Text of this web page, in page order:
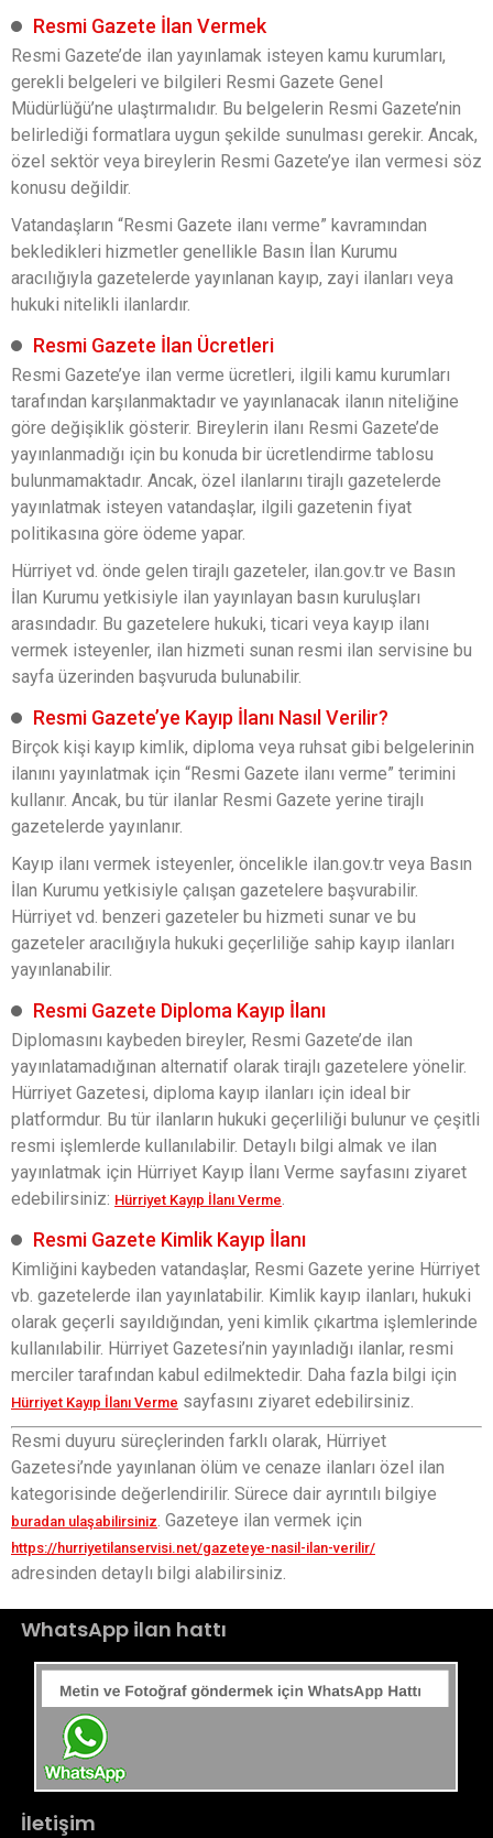
Resmi Gazete İlan Vermek
Resmi Gazete’de ilan yayınlamak isteyen kamu kurumları,
gerekli belgeleri ve bilgileri Resmi Gazete Genel
Müdürlüğü’ne ulaştırmalıdır. Bu belgelerin Resmi Gazete’nin
belirlediği formatlara uygun şekilde sunulması gerekir. Ancak,
özel sektör veya bireylerin Resmi Gazete’ye ilan vermesi söz
konusu değildir.
Vatandaşların “Resmi Gazete ilanı verme” kavramından
bekledikleri hizmetler genellikle Basın İlan Kurumu
aracılığıyla gazetelerde yayınlanan kayıp, zayi ilanları veya
hukuki nitelikli ilanlardır.
Resmi Gazete İlan Ücretleri
Resmi Gazete’ye ilan verme ücretleri, ilgili kamu kurumları
tarafından karşılanmaktadır ve yayınlanacak ilanın niteliğine
göre değişiklik gösterir. Bireylerin ilanı Resmi Gazete’de
yayınlanmadığı için bu konuda bir ücretlendirme tablosu
bulunmamaktadır. Ancak, özel ilanlarını tirajlı gazetelerde
yayınlatmak isteyen vatandaşlar, ilgili gazetenin fiyat
politikasına göre ödeme yapar.
Hürriyet vd. önde gelen tirajlı gazeteler, ilan.gov.tr ve Basın
İlan Kurumu yetkisiyle ilan yayınlayan basın kuruluşları
arasındadır. Bu gazetelere hukuki, ticari veya kayıp ilanı
vermek isteyenler, ilan hizmeti sunan resmi ilan servisine bu
sayfa üzerinden başvuruda bulunabilir.
Resmi Gazete’ye Kayıp İlanı Nasıl Verilir?
Birçok kişi kayıp kimlik, diploma veya ruhsat gibi belgelerinin
ilanını yayınlatmak için “Resmi Gazete ilanı verme” terimini
kullanır. Ancak, bu tür ilanlar Resmi Gazete yerine tirajlı
gazetelerde yayınlanır.
Kayıp ilanı vermek isteyenler, öncelikle ilan.gov.tr veya Basın
İlan Kurumu yetkisiyle çalışan gazetelere başvurabilir.
Hürriyet vd. benzeri gazeteler bu hizmeti sunar ve bu
gazeteler aracılığıyla hukuki geçerliliğe sahip kayıp ilanları
yayınlanabilir.
Resmi Gazete Diploma Kayıp İlanı
Diplomasını kaybeden bireyler, Resmi Gazete’de ilan
yayınlatamadığınan alternatif olarak tirajlı gazetelere yönelir.
Hürriyet Gazetesi, diploma kayıp ilanları için ideal bir
platformdur. Bu tür ilanların hukuki geçerliliği bulunur ve çeşitli
resmi işlemlerde kullanılabilir. Detaylı bilgi almak ve ilan
yayınlatmak için Hürriyet Kayıp İlanı Verme sayfasını ziyaret
edebilirsiniz: Hürriyet Kayıp İlanı Verme.
Resmi Gazete Kimlik Kayıp İlanı
Kimliğini kaybeden vatandaşlar, Resmi Gazete yerine Hürriyet
vb. gazetelerde ilan yayınlatabilir. Kimlik kayıp ilanları, hukuki
olarak geçerli sayıldığından, yeni kimlik çıkartma işlemlerinde
kullanılabilir. Hürriyet Gazetesi’nin yayınladığı ilanlar, resmi
merciler tarafından kabul edilmektedir. Daha fazla bilgi için
Hürriyet Kayıp İlanı Verme sayfasını ziyaret edebilirsiniz.
Resmi duyuru süreçlerinden farklı olarak, Hürriyet
Gazetesi’nde yayınlanan ölüm ve cenaze ilanları özel ilan
kategorisinde değerlendirilir. Sürece dair ayrıntılı bilgiye
buradan ulaşabilirsiniz. Gazeteye ilan vermek için
https://hurriyetilanservisi.net/gazeteye-nasil-ilan-verilir/
adresinden detaylı bilgi alabilirsiniz.
WhatsApp ilan hattı
İletişim